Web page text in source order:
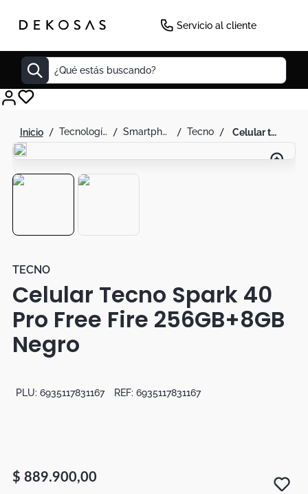
Servicio al cliente
¿Qué estás buscando?
tecnología smartphones tecno celular tecno spark 40 pro free fire 256gb+8gb negro
TECNO
Celular Tecno Spark 40
Pro Free Fire 256GB+8GB
Negro
PLU: 6935117831167 REF: 6935117831167
$ 889.900,00
Decoracion
Botas
Lamparas
Bibliotecas
Duvet
Mesas Noche